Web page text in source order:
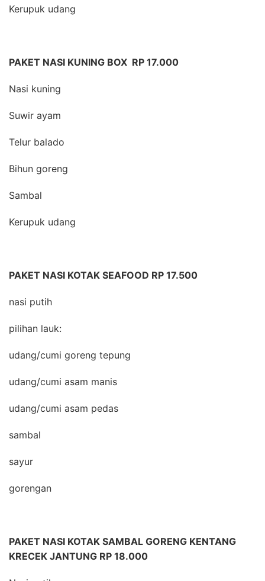
Kerupuk udang
PAKET NASI KUNING BOX RP 17.000
Nasi kuning
Suwir ayam
Telur balado
Bihun goreng
Sambal
Kerupuk udang
PAKET NASI KOTAK SEAFOOD RP 17.500
nasi putih
pilihan lauk:
udang/cumi goreng tepung
udang/cumi asam manis
udang/cumi asam pedas
sambal
sayur
gorengan
PAKET NASI KOTAK SAMBAL GORENG KENTANG
KRECEK JANTUNG RP 18.000